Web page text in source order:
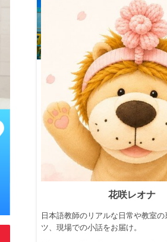
花咲レオナ
日本語教師のリアルな日常や教室の
ツ、現場での小話をお届け。